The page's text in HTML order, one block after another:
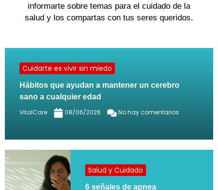
informarte sobre temas para el cuidado de la
salud y los compartas con tus seres queridos.
Cuidarte es vivir sin miedo
Hábitos que ayudan a mantener un cerebro
sano a cualquier edad
VitalCare
08/06/2026 No hay comentarios
Salud y Cuidado
6 señales de apnea